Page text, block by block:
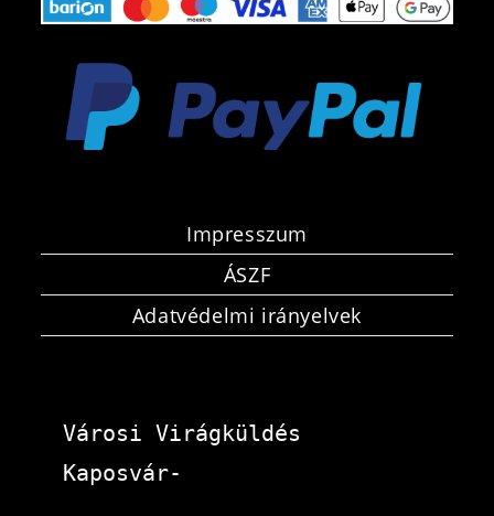
Impresszum
ÁSZF
Adatvédelmi irányelvek
Városi Virágküldés
Kaposvár-